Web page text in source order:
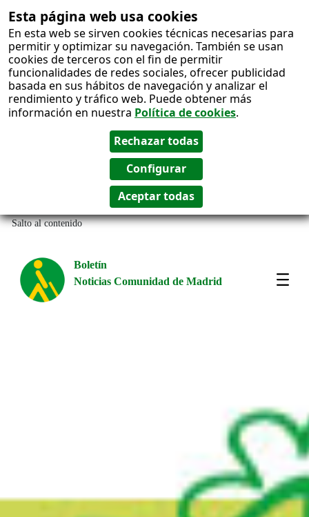
Esta página web usa cookies
En esta web se sirven cookies técnicas necesarias para
permitir y optimizar su navegación. También se usan
cookies de terceros con el fin de permitir
funcionalidades de redes sociales, ofrecer publicidad
basada en sus hábitos de navegación y analizar el
rendimiento y tráfico web. Puede obtener más
información en nuestra Política de cookies.
Salto al contenido
Boletín
Noticias Comunidad de Madrid